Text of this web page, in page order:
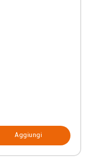
Aggiungi